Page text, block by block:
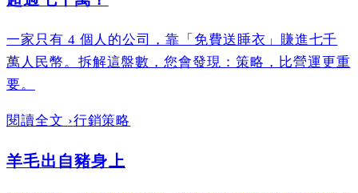
一家只有 4 個人的公司，靠「免費送睡衣」賺進七千
萬人民幣。拆解這盤數，您會發現：策略，比營運更重
要。
閱讀全文 ›行銷策略
羊毛出自豬身上